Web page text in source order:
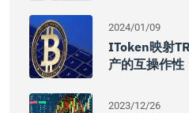
2024/01/09
IToken映射
产的互操作性
2023/12/26